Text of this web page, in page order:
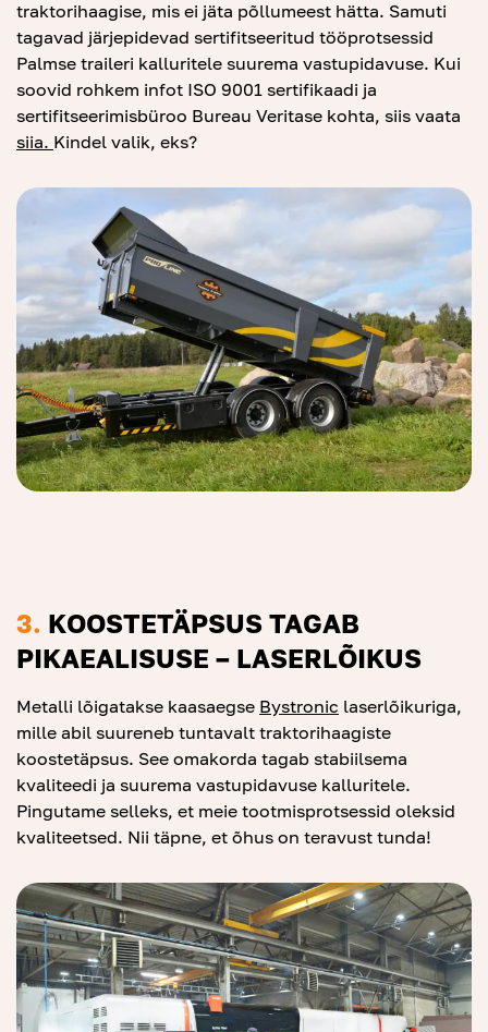
traktorihaagise, mis ei jäta põllumeest hätta. Samuti
tagavad järjepidevad sertifitseeritud tööprotsessid
Palmse traileri kalluritele suurema vastupidavuse. Kui
soovid rohkem infot ISO 9001 sertifikaadi ja
sertifitseerimisbüroo Bureau Veritase kohta, siis vaata
siia. Kindel valik, eks?
3. KOOSTETÄPSUS TAGAB
PIKAEALISUSE – LASERLÕIKUS
Metalli lõigatakse kaasaegse Bystronic laserlõikuriga,
mille abil suureneb tuntavalt traktorihaagiste
koostetäpsus. See omakorda tagab stabiilsema
kvaliteedi ja suurema vastupidavuse kalluritele.
Pingutame selleks, et meie tootmisprotsessid oleksid
kvaliteetsed. Nii täpne, et õhus on teravust tunda!